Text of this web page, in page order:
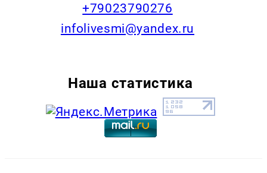
+79023790276
infolivesmi@yandex.ru
Наша статистика